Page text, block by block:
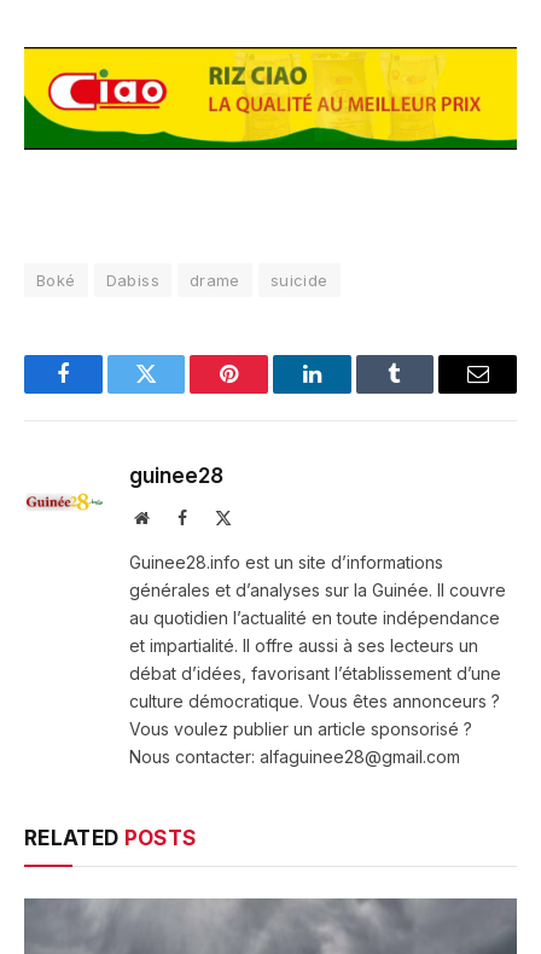
Boké Dabiss drame suicide
FacebookTwitter Pinterest LinkedInTumblr Email
guinee28
WebsiteFacebook
Guinee28.info est un site d’informations
générales et d’analyses sur la Guinée. Il couvre
au quotidien l’actualité en toute indépendance
et impartialité. Il offre aussi à ses lecteurs un
débat d’idées, favorisant l’établissement d’une
culture démocratique. Vous êtes annonceurs ?
Vous voulez publier un article sponsorisé ?
Nous contacter: alfaguinee28@gmail.com
RELATED POSTS